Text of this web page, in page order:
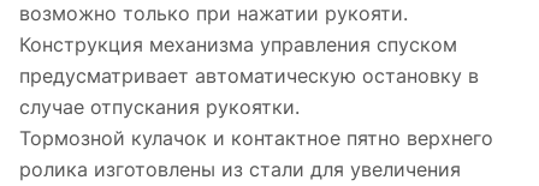
возможно только при нажатии рукояти.
Конструкция механизма управления спуском
предусматривает автоматическую остановку в
случае отпускания рукоятки.
Тормозной кулачок и контактное пятно верхнего
ролика изготовлены из стали для увеличения